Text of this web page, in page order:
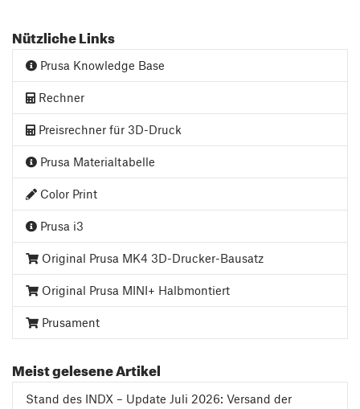
Nützliche Links
Prusa Knowledge Base
Rechner
Preisrechner für 3D-Druck
Prusa Materialtabelle
Color Print
Prusa i3
Original Prusa MK4 3D-Drucker-Bausatz
Original Prusa MINI+ Halbmontiert
Prusament
Meist gelesene Artikel
Stand des INDX – Update Juli 2026: Versand der